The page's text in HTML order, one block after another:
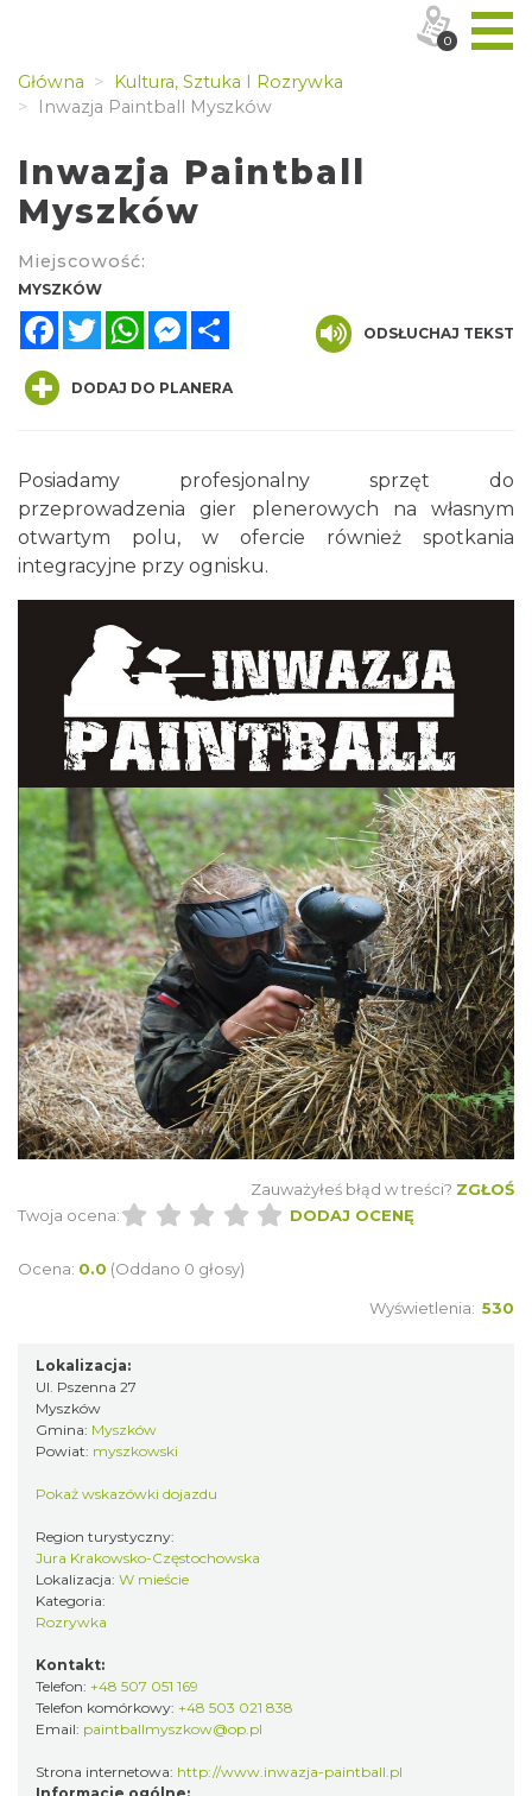
Główna
Kultura, Sztuka I Rozrywka
Inwazja Paintball Myszków
Inwazja Paintball
Myszków
Miejscowość:
MYSZKÓW
FacebookTwitterWhatsAppMessenger
ODSŁUCHAJ TEKST
DODAJ DO PLANERA
Posiadamy profesjonalny sprzęt do
przeprowadzenia gier plenerowych na własnym
otwartym polu, w ofercie również spotkania
integracyjne przy ognisku.
Zauważyłeś błąd w treści? ZGŁOŚ
Twoja ocena:
DODAJ OCENĘ
Ocena: 0.0 (Oddano 0 głosy)
Wyświetlenia: 530
Lokalizacja:
Ul. Pszenna 27
Myszków
Gmina: Myszków
Powiat: myszkowski
Pokaż wskazówki dojazdu
Region turystyczny:
Jura Krakowsko-Częstochowska
Lokalizacja: W mieście
Kategoria:
Rozrywka
Kontakt:
Telefon: +48 507 051 169
Telefon komórkowy: +48 503 021 838
Email: paintballmyszkow@op.pl
Strona internetowa: http://www.inwazja-paintball.pl
0